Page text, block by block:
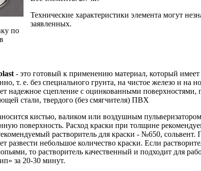
по
Технические характеристики элемента могут
заявленных.
- это готовый к применению материал, который
т. е. без специального грунта, на чистое железо и на
надежное сцепление с оцинкованными
стали, твердого (без смягчителя) ПВХ
кистью, валиком или воздушным
поверхность. Расход краски при толщине
растворитель для краски - №650, сольвент.
развести небольшое количество краски. Если
то растворитель качественный и подходит для
за 20-30 минут.